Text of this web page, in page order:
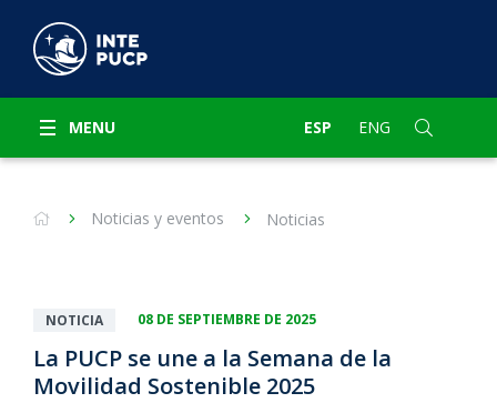
MENU ESP ENG
Noticias y eventos Noticias
NOTICIA 08 DE SEPTIEMBRE DE 2025
La PUCP se une a la Semana de la
Movilidad Sostenible 2025